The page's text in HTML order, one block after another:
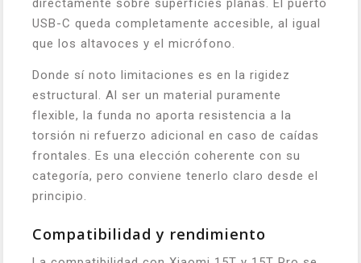
directamente sobre superficies planas. El puerto
USB-C queda completamente accesible, al igual
que los altavoces y el micrófono.
Donde sí noto limitaciones es en la rigidez
estructural. Al ser un material puramente
flexible, la funda no aporta resistencia a la
torsión ni refuerzo adicional en caso de caídas
frontales. Es una elección coherente con su
categoría, pero conviene tenerlo claro desde el
principio.
Compatibilidad y rendimiento